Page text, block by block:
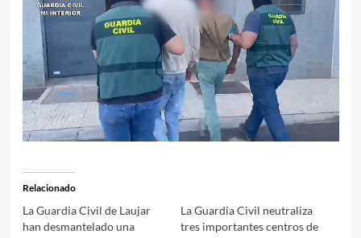
Relacionado
La Guardia Civil de Laujar
han desmantelado una
La Guardia Civil neutraliza
tres importantes centros de